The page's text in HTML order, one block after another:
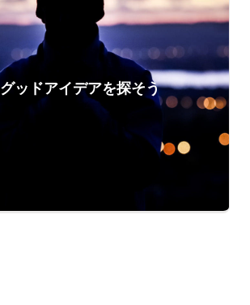
グッドアイデアを探そう